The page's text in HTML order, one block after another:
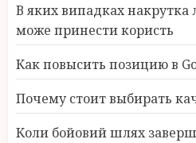
В яких випадках накрутка
може принести користь
Как повысить позицию в
Почему стоит выбирать
Коли бойовий шлях